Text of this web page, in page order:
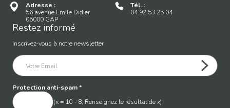
Adresse :
56 avenue Emile Didier
05000 GAP
Tél. :
04 92 53 25 04
Restez informé
Inscrivez-vous à notre newsletter
Protection anti-spam*
(x = 10 - 8; Renseignez le résultat de x)